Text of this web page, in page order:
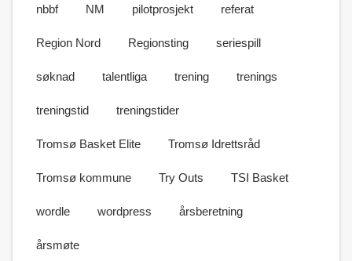
nbbf NM pilotprosjekt referat
Region Nord Regionsting seriespill
søknad talentliga trening trenings
treningstid treningstider
Tromsø Basket Elite Tromsø Idrettsråd
Tromsø kommune Try Outs TSI Basket
wordle wordpress årsberetning
årsmøte